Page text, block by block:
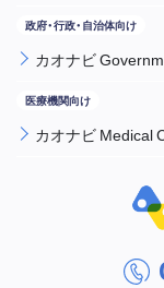
カオナビ
カオナビ Medical